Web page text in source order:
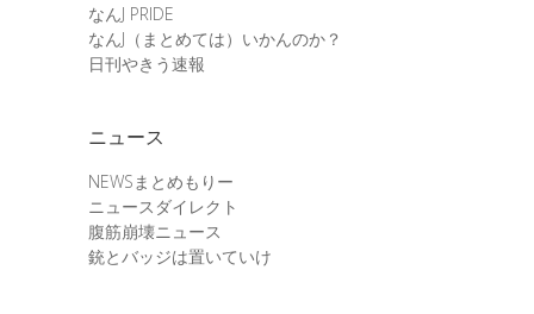
なんJ PRIDE
なんJ（まとめては）いかんのか？
日刊やきう速報
ニュース
NEWSまとめもりー
ニュースダイレクト
腹筋崩壊ニュース
銃とバッジは置いていけ